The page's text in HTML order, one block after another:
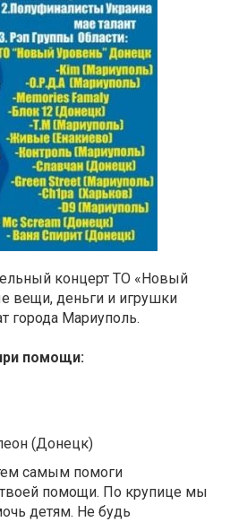
концерт ТО «Новый
вещи, деньги и игрушки
города Мариуполь.
помощи:
(Донецк)
самым помоги
помощи. По крупице мы
детям. Не будь